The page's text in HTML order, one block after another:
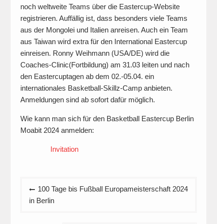
noch weltweite Teams über die Eastercup-Website
registrieren. Auffällig ist, dass besonders viele Teams
aus der Mongolei und Italien anreisen. Auch ein Team
aus Taiwan wird extra für den International Eastercup
einreisen. Ronny Weihmann (USA/DE) wird die
Coaches-Clinic(Fortbildung) am 31.03 leiten und nach
den Eastercuptagen ab dem 02.-05.04. ein
internationales Basketball-Skillz-Camp anbieten.
Anmeldungen sind ab sofort dafür möglich.
Wie kann man sich für den Basketball Eastercup Berlin
Moabit 2024 anmelden:
Invitation
Beitragsnavigation
100 Tage bis Fußball Europameisterschaft 2024
in Berlin